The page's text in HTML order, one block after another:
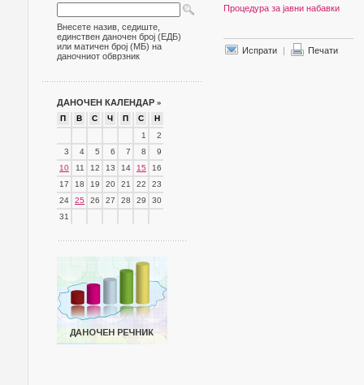
Внесете назив, седиште,
единствен даночен број (ЕДБ)
или матичен број (МБ) на
даночниот обврзник
ДАНОЧЕН КАЛЕНДАР »
П В С Ч П С
Н
1
2
3
4 5 6 7 8
9
10
11 12 13 14 15
16
17
18 19 20 21 22
23
24
25 26 27 28 29
30
31
Процедура за јавни набавки
Испрати | Печати